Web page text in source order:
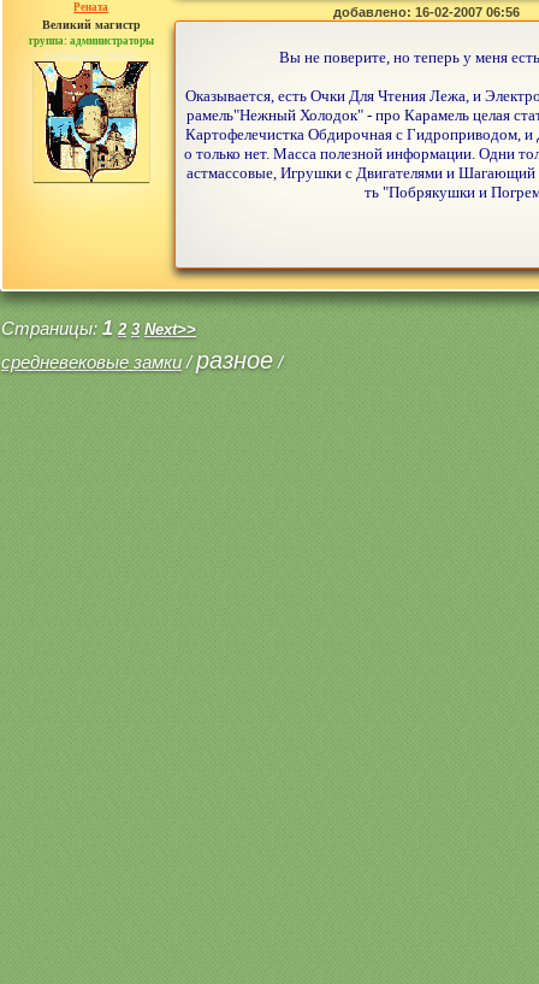
Рената
Великий магистр
группа: администраторы
сообщений: 30442
добавлено: 16-02-2007 06:56
Вы не поверите, но теперь у меня
Оказывается, есть Очки Для Чтения Лежа, и
рамель"Нежный Холодок" - про Карамель целая
Картофелечистка Обдирочная с Гидроприводом,
о только нет. Масса полезной информации. Одни
астмассовые, Игрушки с Двигателями и
ть "Побрякушки и
Страницы: 1 2 3 Next>>
средневековые замки/разное /